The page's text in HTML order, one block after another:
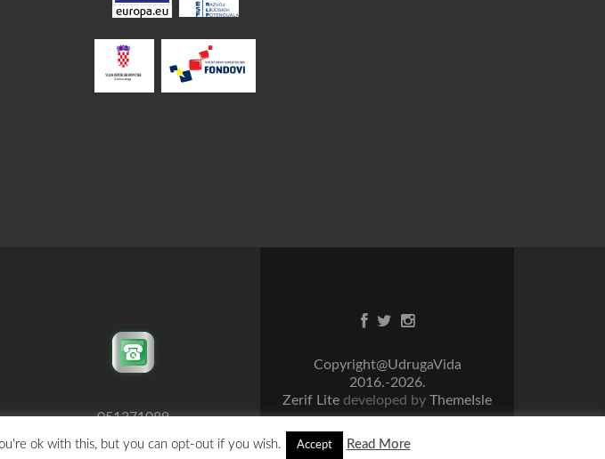
051371089
Facebook
TwitterInstagram
Copyright@UdrugaVida
2016.-2026.
Zerif Lite developed by ThemeIsle
ok with this, but you can opt-out if you wish. Accept Read More